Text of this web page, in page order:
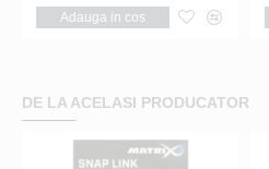
Adauga in cos
DE LA ACELASI PRODUCATOR